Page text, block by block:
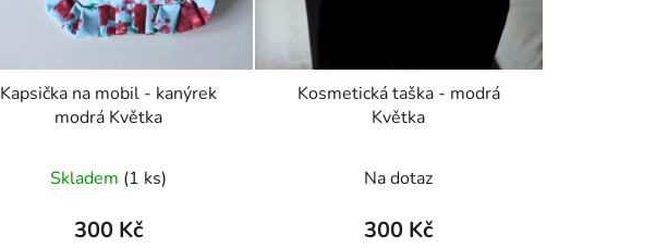
Kapsička na mobil - kanýrek
modrá Květka
Skladem (1 ks)
300 Kč
Kosmetická taška - modrá
Květka
Na dotaz
300 Kč